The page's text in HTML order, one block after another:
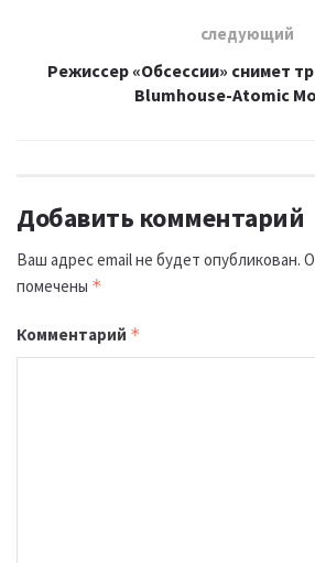
следующий
Режиссер «Обсессии» снимет
Blumhouse-Atomic
Добавить комментарий
Ваш адрес email не будет опубликован.
помечены *
Комментарий *